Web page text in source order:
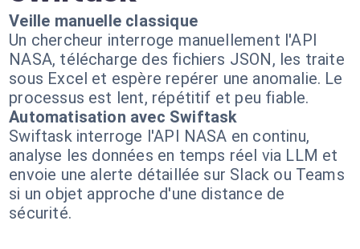
Veille manuelle classique
Un chercheur interroge manuellement l'API
NASA, télécharge des fichiers JSON, les traite
sous Excel et espère repérer une anomalie. Le
processus est lent, répétitif et peu fiable.
Automatisation avec Swiftask
Swiftask interroge l'API NASA en continu,
analyse les données en temps réel via LLM et
envoie une alerte détaillée sur Slack ou Teams
si un objet approche d'une distance de
sécurité.